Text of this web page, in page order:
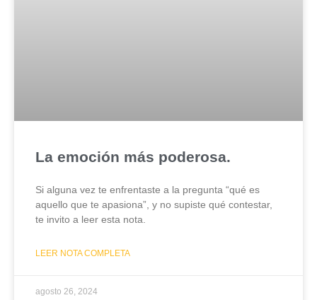
La emoción más poderosa.
Si alguna vez te enfrentaste a la pregunta “qué es
aquello que te apasiona”, y no supiste qué contestar,
te invito a leer esta nota.
LEER NOTA COMPLETA
agosto 26, 2024